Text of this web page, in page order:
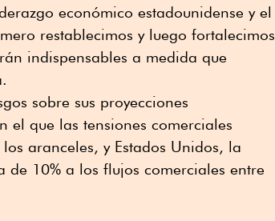
económico estadounidense y el
restablecimos y luego fortalecimos
indispensables a medida que
sobre sus proyecciones
el que las tensiones comerciales
aranceles, y Estados Unidos, la
10% a los flujos comerciales entre